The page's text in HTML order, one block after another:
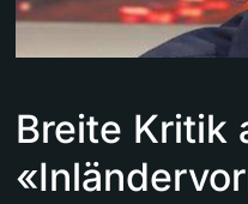
Breite Kritik